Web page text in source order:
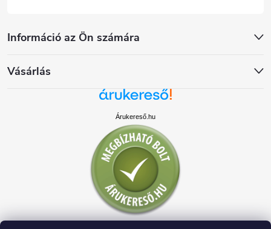
Információ az Ön számára
Vásárlás
Árukereső.hu